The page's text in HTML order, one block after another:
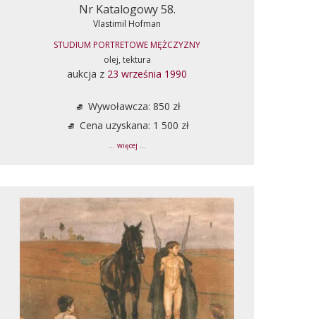
Nr Katalogowy 58.
Vlastimil Hofman
STUDIUM PORTRETOWE MĘŻCZYZNY
olej, tektura
aukcja z 23 września 1990
Wywoławcza: 850 zł
Cena uzyskana: 1 500 zł
... więcej ...